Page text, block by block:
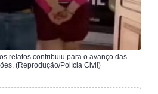
relatos contribuiu para o avanço das
(Reprodução/Polícia Civil)